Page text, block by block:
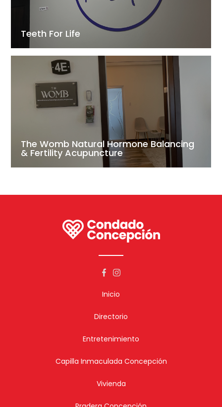
Teeth For Life
The Womb Natural Hormone Balancing
& Fertility Acupuncture
Inicio
Directorio
Entretenimiento
Capilla Inmaculada Concepción
Vivienda